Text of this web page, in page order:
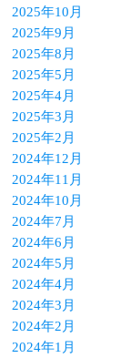
2025年10月
2025年9月
2025年8月
2025年5月
2025年4月
2025年3月
2025年2月
2024年12月
2024年11月
2024年10月
2024年7月
2024年6月
2024年5月
2024年4月
2024年3月
2024年2月
2024年1月